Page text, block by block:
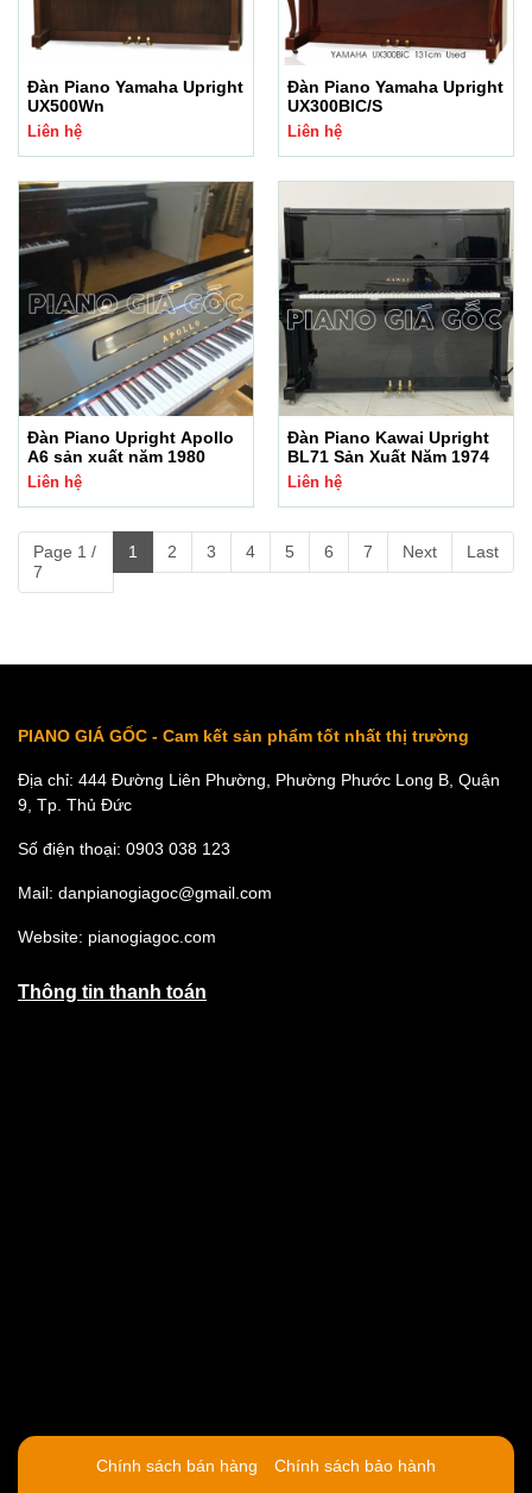
Đàn Piano Yamaha Upright
UX500Wn
Liên hệ
Đàn Piano Yamaha Upright
UX300BIC/S
Liên hệ
Đàn Piano Upright Apollo
A6 sản xuất năm 1980
Liên hệ
Đàn Piano Kawai Upright
BL71 Sản Xuất Năm 1974
Liên hệ
Page 1 /
7
1 2 3 4 5 6 7 Next Last
PIANO GIÁ GỐC - Cam kết sản phẩm tốt nhất thị trường
Địa chỉ: 444 Đường Liên Phường, Phường Phước Long B, Quận
9, Tp. Thủ Đức
Số điện thoại: 0903 038 123
Mail: danpianogiagoc@gmail.com
Website: pianogiagoc.com
Thông tin thanh toán
Chính sách bán hàng Chính sách bảo hành